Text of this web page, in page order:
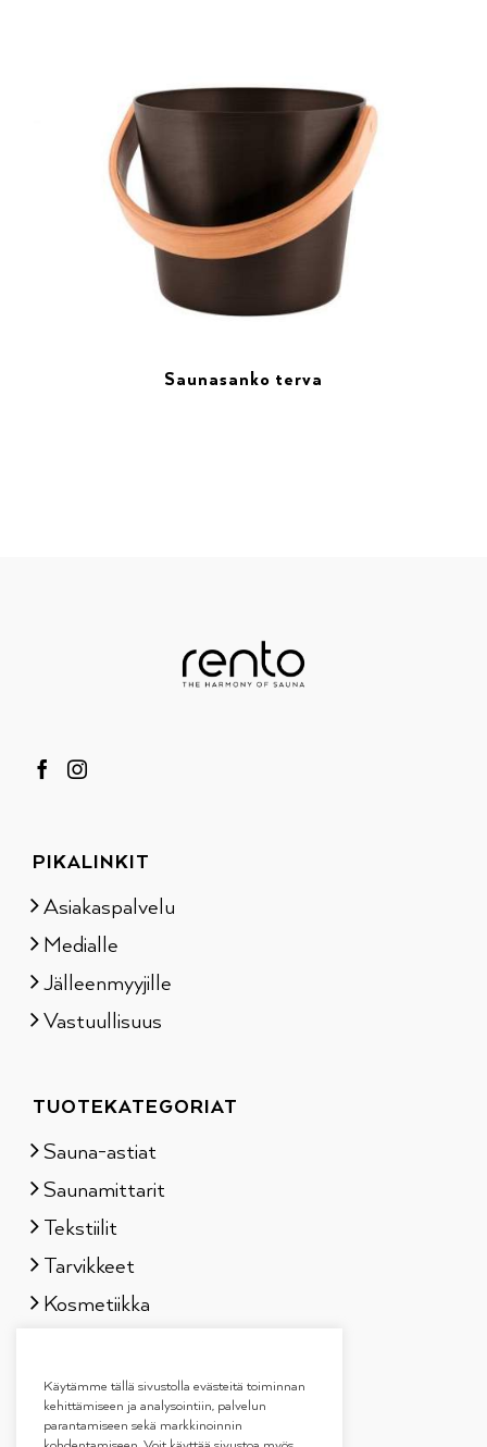
Saunasanko terva
PIKALINKIT
Asiakaspalvelu
Medialle
Jälleenmyyjille
Vastuullisuus
TUOTEKATEGORIAT
Sauna-astiat
Saunamittarit
Tekstiilit
Tarvikkeet
Kosmetiikka
Lahjapakkaukset
Käytämme tällä sivustolla evästeitä toiminnan
kehittämiseen ja analysointiin, palvelun
parantamiseen sekä markkinoinnin